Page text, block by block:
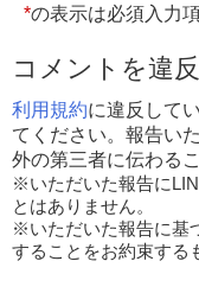
*の表示は必須入力
コメントを違
利用規約に違反して
てください。報告い
外の第三者に伝わる
※いただいた報告に
とはありません。
※いただいた報告に基
することをお約束する